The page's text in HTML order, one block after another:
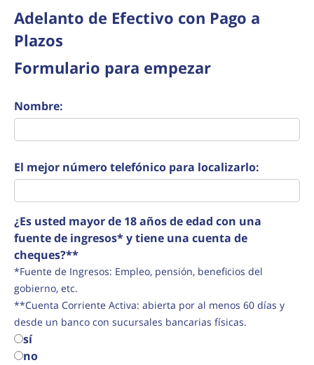
Adelanto de Efectivo con Pago a
Plazos
Formulario para empezar
Nombre:
El mejor número telefónico para localizarlo:
¿Es usted mayor de 18 años de edad con una
fuente de ingresos* y tiene una cuenta de
cheques?**
*Fuente de Ingresos: Empleo, pensión, beneficios del
gobierno, etc.
**Cuenta Corriente Activa: abierta por al menos 60 días y
desde un banco con sucursales bancarias físicas.
sí
no